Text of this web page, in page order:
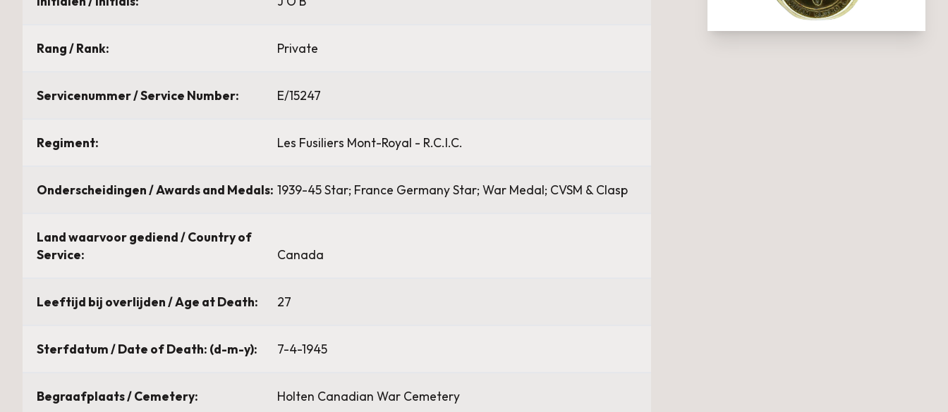
Rang / Rank: Private
Servicenummer / Service Number: E/15247
Regiment: Les Fusiliers Mont-Royal - R.C.I.C.
Onderscheidingen / Awards and Medals: 1939-45 Star; France Germany Star; War Medal; CVSM & Clasp
Land waarvoor gediend / Country of
Service:
Canada
Leeftijd bij overlijden / Age at Death: 27
Sterfdatum / Date of Death: (d-m-y): 7-4-1945
Begraafplaats / Cemetery: Holten Canadian War Cemetery